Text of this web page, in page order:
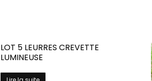
LOT 5 LEURRES CREVETTE
LUMINEUSE